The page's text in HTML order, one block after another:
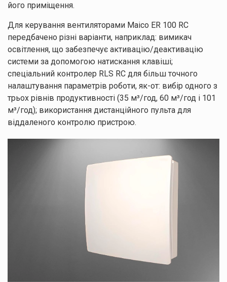
його приміщення.
Для керування вентиляторами Maico ER 100 RC
передбачено різні варіанти, наприклад: вимикач
освітлення, що забезпечує активацію/деактивацію
системи за допомогою натискання клавіші;
спеціальний контролер RLS RC для більш точного
налаштування параметрів роботи, як-от: вибір одного з
трьох рівнів продуктивності (35 м³/год, 60 м³/год і 101
м³/год); використання дистанційного пульта для
віддаленого контролю пристрою.